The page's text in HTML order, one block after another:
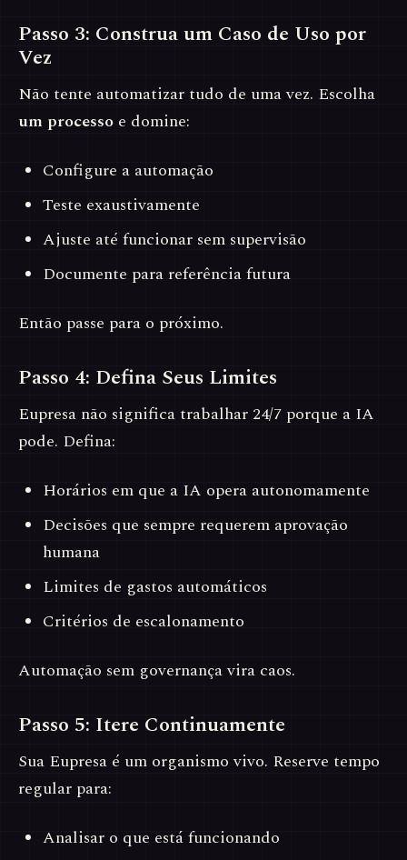
Passo 3: Construa um Caso de Uso por
Vez
Não tente automatizar tudo de uma vez. Escolha
um processo e domine:
Configure a automação
Teste exaustivamente
Ajuste até funcionar sem supervisão
Documente para referência futura
Então passe para o próximo.
Passo 4: Defina Seus Limites
Eupresa não significa trabalhar 24/7 porque a IA
pode. Defina:
Horários em que a IA opera autonomamente
Decisões que sempre requerem aprovação
humana
Limites de gastos automáticos
Critérios de escalonamento
Automação sem governança vira caos.
Passo 5: Itere Continuamente
Sua Eupresa é um organismo vivo. Reserve tempo
regular para:
Analisar o que está funcionando